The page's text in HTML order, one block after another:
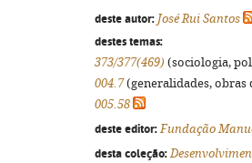
deste autor: José Rui Santos
destes temas:
373/377(469) (sociologia,
004.7(generalidades, obras
005.58
deste editor: Fundação
desta coleção: